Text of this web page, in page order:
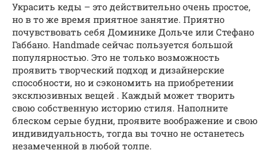
Украсить кеды – это действительно очень простое,
но в то же время приятное занятие. Приятно
почувствовать себя Доминике Дольче или Стефано
Габбано. Handmade сейчас пользуется большой
популярностью. Это не только возможность
проявить творческий подход и дизайнерские
способности, но и сэкономить на приобретении
эксклюзивных вещей . Каждый может творить
свою собственную историю стиля. Наполните
блеском серые будни, проявите воображение и свою
индивидуальность, тогда вы точно не останетесь
незамеченной в любой толпе.